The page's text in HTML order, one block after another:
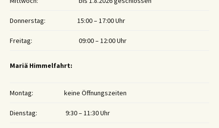
Donnerstag: 15:00 – 17:00 Uhr
Freitag: 09:00 – 12:00 Uhr
Mariä Himmelfahrt:
Montag: keine Öffnungszeiten
Dienstag: 9:30 – 11:30 Uhr